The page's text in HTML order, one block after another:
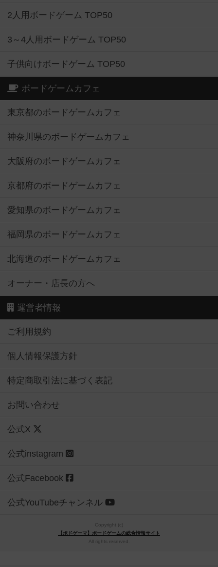
2人用ボードゲーム TOP50
3～4人用ボードゲーム TOP50
子供向けボードゲーム TOP50
ボードゲームカフェ
東京都のボードゲームカフェ
神奈川県のボードゲームカフェ
大阪府のボードゲームカフェ
京都府のボードゲームカフェ
愛知県のボードゲームカフェ
福岡県のボードゲームカフェ
北海道のボードゲームカフェ
オーナー・店長の方へ
運営者情報
ご利用規約
個人情報保護方針
特定商取引法に基づく表記
お問い合わせ
公式X
公式instagram
公式Facebook
公式YouTubeチャンネル
Copyright (c)
【ボドゲーマ】ボードゲームの総合情報サイト
All rights reserved.